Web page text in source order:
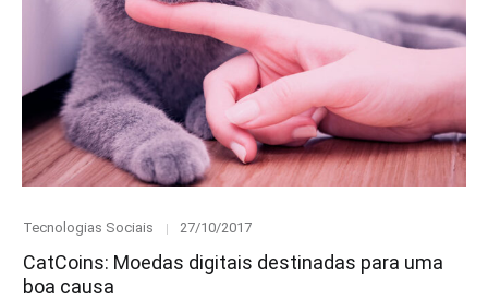
Category
Tecnologias Sociais
Posted
27/10/2017
CatCoins: Moedas digitais destinadas para uma
boa causa